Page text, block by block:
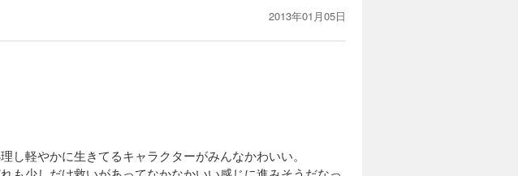
ダゴル長官が、女王のお相手選びを進め
2013年01月05日
軽やかに生きてるキャラクターがみんなかわいい。